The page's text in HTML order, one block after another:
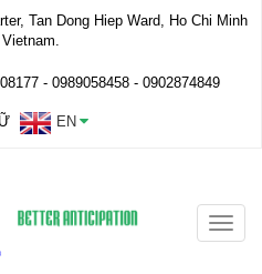
Tan Dong Hiep Ward, Ho Chi Minh
- ‭0989058458‬ - 0902874849
EN
Toggle